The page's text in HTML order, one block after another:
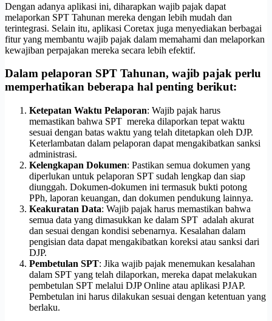
Dengan adanya aplikasi ini, diharapkan wajib pajak dapat
melaporkan SPT Tahunan mereka dengan lebih mudah dan
terintegrasi. Selain itu, aplikasi Coretax juga menyediakan berbagai
fitur yang membantu wajib pajak dalam memahami dan melaporkan
kewajiban perpajakan mereka secara lebih efektif.
Dalam pelaporan SPT Tahunan, wajib pajak perlu
memperhatikan beberapa hal penting berikut:
Ketepatan Waktu Pelaporan: Wajib pajak harus
memastikan bahwa SPT mereka dilaporkan tepat waktu
sesuai dengan batas waktu yang telah ditetapkan oleh DJP.
Keterlambatan dalam pelaporan dapat mengakibatkan sanksi
administrasi.
Kelengkapan Dokumen: Pastikan semua dokumen yang
diperlukan untuk pelaporan SPT sudah lengkap dan siap
diunggah. Dokumen-dokumen ini termasuk bukti potong
PPh, laporan keuangan, dan dokumen pendukung lainnya.
Keakuratan Data: Wajib pajak harus memastikan bahwa
semua data yang dimasukkan ke dalam SPT adalah akurat
dan sesuai dengan kondisi sebenarnya. Kesalahan dalam
pengisian data dapat mengakibatkan koreksi atau sanksi dari
DJP.
Pembetulan SPT: Jika wajib pajak menemukan kesalahan
dalam SPT yang telah dilaporkan, mereka dapat melakukan
pembetulan SPT melalui DJP Online atau aplikasi PJAP.
Pembetulan ini harus dilakukan sesuai dengan ketentuan yang
berlaku.